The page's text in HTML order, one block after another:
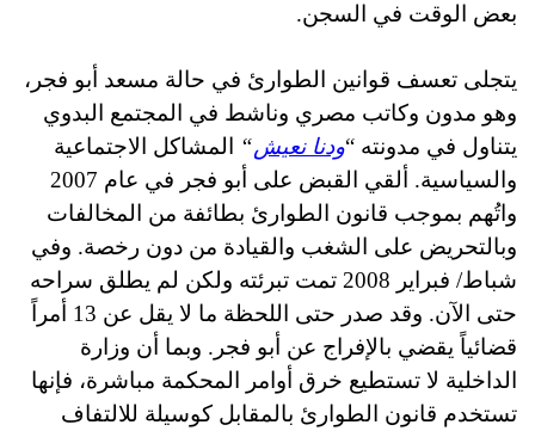
بعض الوقت في السجن.
يتجلى تعسف قوانين الطوارئ في حالة مسعد أبو فجر،
وهو مدون وكاتب مصري وناشط في المجتمع البدوي
يتناول في مدونته “ودنا نعيش“
المشاكل الاجتماعية
والسياسية. ألقي القبض على أبو فجر في عام 2007
واتُهم بموجب قانون الطوارئ بطائفة من المخالفات
وبالتحريض على الشغب والقيادة من دون رخصة. وفي
شباط/ فبراير 2008 تمت تبرئته ولكن لم يطلق سراحه
حتى الآن. وقد صدر حتى اللحظة ما لا يقل عن 13 أمراً
قضائياً يقضي بالإفراج عن أبو فجر. وبما أن وزارة
الداخلية لا تستطيع خرق أوامر المحكمة مباشرة، فإنها
تستخدم قانون الطوارئ بالمقابل كوسيلة للالتفاف